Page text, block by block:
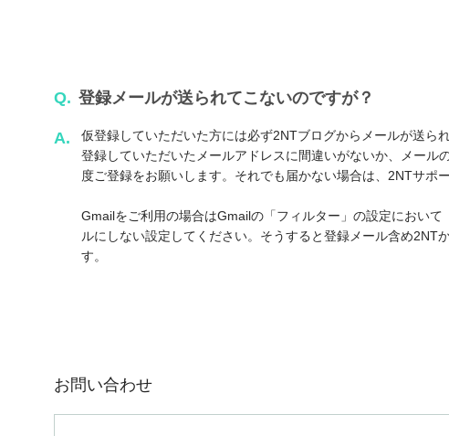
Q. 登録メールが送られてこないのですが？
A.
仮登録していただいた方には必ず2NTブログからメールが送ら
登録していただいたメールアドレスに間違いがないか、メール
度ご登録をお願いします。それでも届かない場合は、2NTサポ
Gmailをご利用の場合はGmailの「フィルター」の設定におい
ルにしない設定してください。そうすると登録メール含め2NT
す。
お問い合わせ